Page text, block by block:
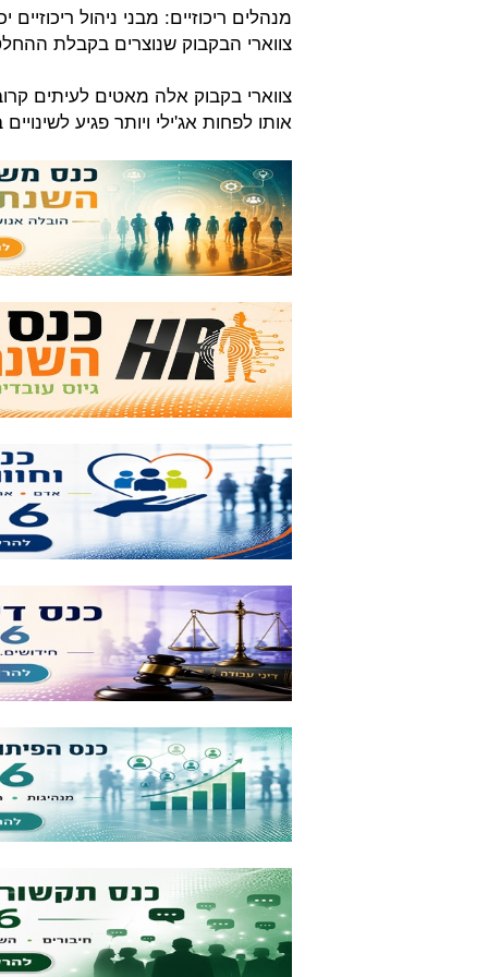
מנהלים ריכוזיים: מבני ניהול
צווארי הבקבוק שנוצרים בקבלת
צווארי בקבוק אלה מאטים לעיתים
אותו לפחות אג'ילי ויותר פגיע